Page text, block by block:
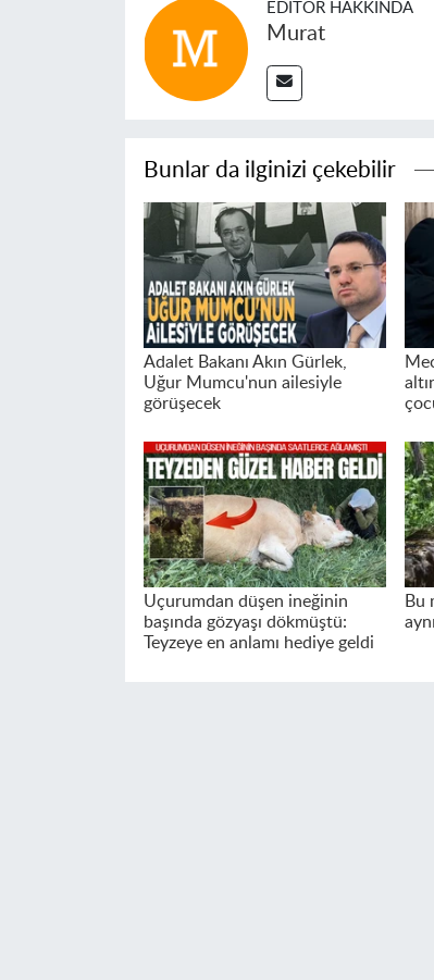
EDITÖR HAKKINDA
Murat
Bunlar da ilginizi çekebilir
Adalet Bakanı Akın Gürlek,
Uğur Mumcu'nun ailesiyle
görüşecek
Uçurumdan düşen ineğinin
başında gözyaşı dökmüştü:
Teyzeye en anlamı hediye geldi
Bu
aynı